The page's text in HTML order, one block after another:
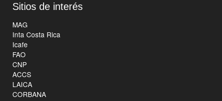
Sitios de interés
MAG
Inta Costa Rica
Icafe
FAO
CNP
ACCS
LAICA
CORBANA